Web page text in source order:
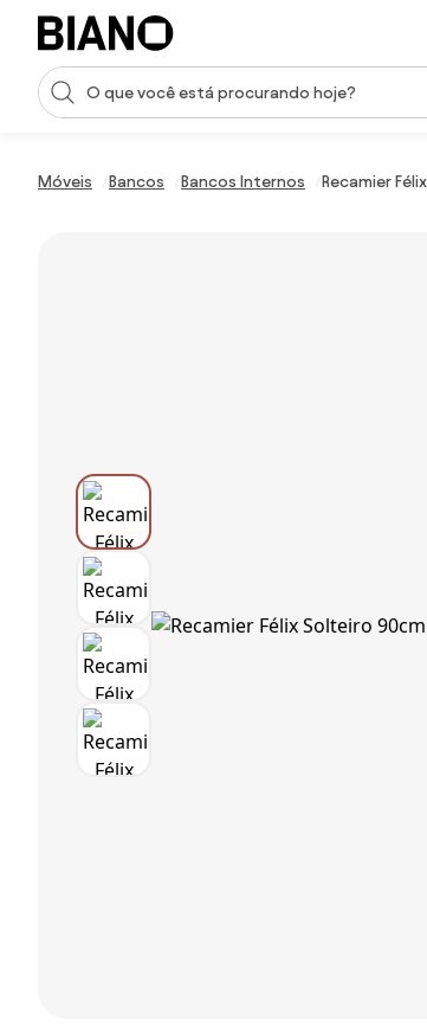
Saltar para o conteúdo
Entrada de pesquisa
Móveis Bancos Bancos Internos Recamier